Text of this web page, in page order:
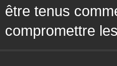
être tenus
compromettre